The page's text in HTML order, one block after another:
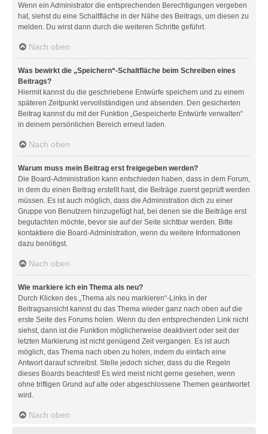
Wenn ein Administrator die entsprechenden Berechtigungen vergeben
hat, siehst du eine Schaltfläche in der Nähe des Beitrags, um diesen zu
melden. Du wirst dann durch die weiteren Schritte geführt.
Nach oben
Was bewirkt die „Speichern“-Schaltfläche beim Schreiben eines
Beitrags?
Hiermit kannst du die geschriebene Entwürfe speichern und zu einem
späteren Zeitpunkt vervollständigen und absenden. Den gesicherten
Beitrag kannst du mit der Funktion „Gespeicherte Entwürfe verwalten“
in deinem persönlichen Bereich erneut laden.
Nach oben
Warum muss mein Beitrag erst freigegeben werden?
Die Board-Administration kann entschieden haben, dass in dem Forum,
in dem du einen Beitrag erstellt hast, die Beiträge zuerst geprüft werden
müssen. Es ist auch möglich, dass die Administration dich zu einer
Gruppe von Benutzern hinzugefügt hat, bei denen sie die Beiträge erst
begutachten möchte, bevor sie auf der Seite sichtbar werden. Bitte
kontaktiere die Board-Administration, wenn du weitere Informationen
dazu benötigst.
Nach oben
Wie markiere ich ein Thema als neu?
Durch Klicken des „Thema als neu markieren“-Links in der
Beitragsansicht kannst du das Thema wieder ganz nach oben auf die
erste Seite des Forums holen. Wenn du den entsprechenden Link nicht
siehst, dann ist die Funktion möglicherweise deaktiviert oder seit der
letzten Markierung ist nicht genügend Zeit vergangen. Es ist auch
möglich, das Thema nach oben zu holen, indem du einfach eine
Antwort darauf schreibst. Stelle jedoch sicher, dass du die Regeln
dieses Boards beachtest! Es wird meist nicht gerne gesehen, wenn
ohne triftigen Grund auf alte oder abgeschlossene Themen geantwortet
wird.
Nach oben